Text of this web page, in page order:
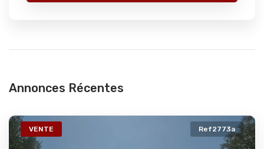
Annonces Récentes
VENTE Ref2773a